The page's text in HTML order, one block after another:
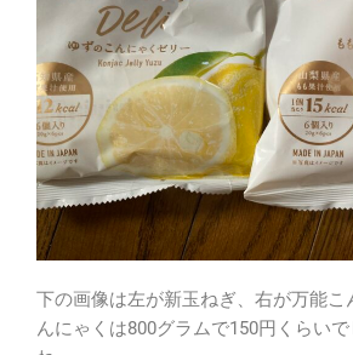
下の画像は左が新玉ねぎ、右が万能こ
んにゃくは800グラムで150円くらい